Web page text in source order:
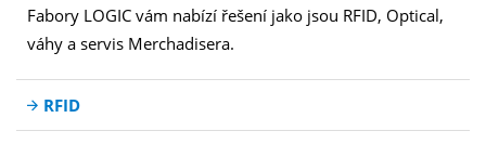
Fabory LOGIC vám nabízí řešení jako jsou RFID, Optical,
váhy a servis Merchadisera.
RFID